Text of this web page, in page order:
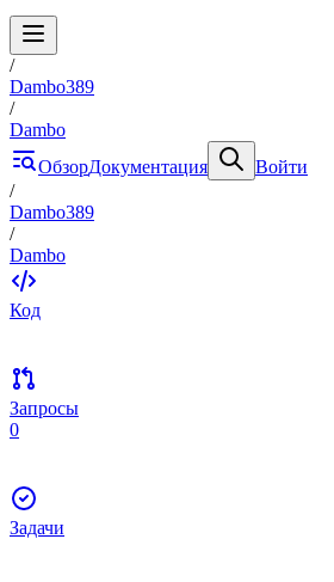
/
Dambo389
/
Dambo
ОбзорДокументация
Войти
/
Dambo389
/
Dambo
Код
Запросы
0
Задачи